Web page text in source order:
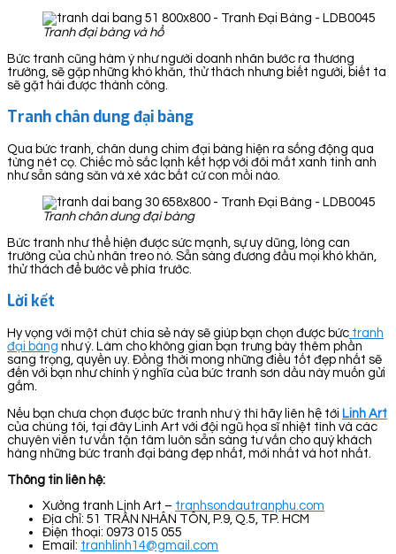
Tranh đại bàng và hổ
Bức tranh cũng hàm ý như người doanh nhân bước ra thương
trường, sẽ gặp những khó khăn, thử thách nhưng biết người, biết ta
sẽ gặt hái được thành công.
Tranh chân dung đại bàng
Qua bức tranh, chân dung chim đại bàng hiện ra sống động qua
từng nét cọ. Chiếc mỏ sắc lạnh kết hợp với đôi mắt xanh tinh anh
như sẵn sàng săn và xé xác bất cứ con mồi nào.
Tranh chân dung đại bàng
Bức tranh như thể hiện được sức mạnh, sự uy dũng, lòng can
trường của chủ nhân treo nó. Sẵn sàng đương đầu mọi khó khăn,
thử thách để bước về phía trước.
Lời kết
Hy vọng với một chút chia sẻ này sẽ giúp bạn chọn được bức tranh
đại bàng như ý. Làm cho không gian bạn trưng bày thêm phần
sang trọng, quyền uy. Đồng thời mong những điều tốt đẹp nhất sẽ
đến với bạn như chính ý nghĩa của bức tranh sơn dầu này muốn gửi
gắm.
Nếu bạn chưa chọn được bức tranh như ý thì hãy liên hệ tới Linh Art
của chúng tôi, tại đây Linh Art với đội ngũ họa sĩ nhiệt tình và các
chuyên viên tư vấn tận tâm luôn sẵn sàng tư vấn cho quý khách
hàng những bức tranh đại bàng đẹp nhất, mới nhất và hot nhất.
Thông tin liên hệ:
Xưởng tranh Linh Art – tranhsondautranphu.com
Địa chỉ: 51 TRẦN NHÂN TÔN, P.9, Q.5, TP. HCM
Điện thoại: 0973 015 055
Email: tranhlinh14@gmail.com